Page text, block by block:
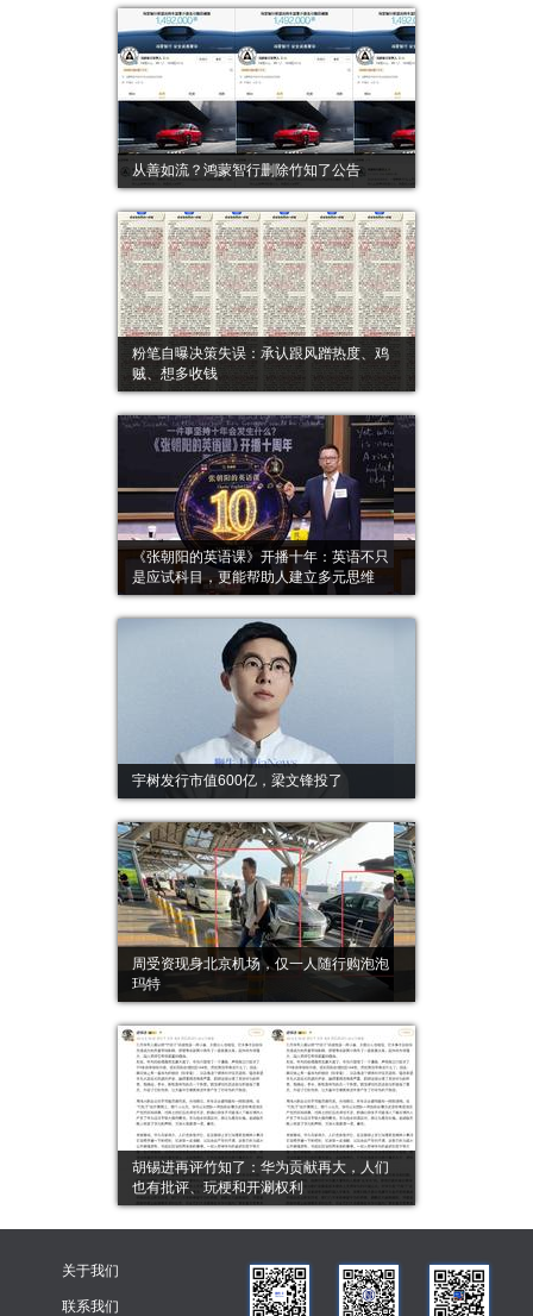
从善如流？鸿蒙智行删除竹知了公告
粉笔自曝决策失误：承认跟风蹭热度、鸡
贼、想多收钱
《张朝阳的英语课》开播十年：英语不只
是应试科目，更能帮助人建立多元思维
宇树发行市值600亿，梁文锋投了
周受资现身北京机场，仅一人随行购泡泡
玛特
胡锡进再评竹知了：华为贡献再大，人们
也有批评、玩梗和开涮权利
关于我们
联系我们